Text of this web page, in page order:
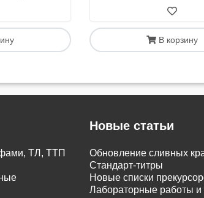
В корзину
ТЛ, ТТП
Новые статьи
Обновление сливных
Cтандарт-титры
Новые списки
Лабораторные работы и